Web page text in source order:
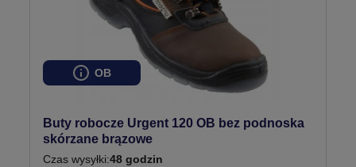
OB
Buty robocze Urgent 120 OB bez podnoska
skórzane brązowe
Czas wysyłki:48 godzin